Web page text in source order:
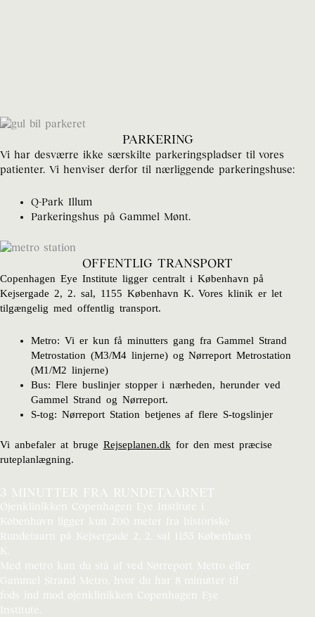
PARKERING
Vi har desværre ikke særskilte parkeringspladser til vores
patienter. Vi henviser derfor til nærliggende parkeringshuse:
Q-Park Illum
Parkeringshus på Gammel Mønt.
OFFENTLIG TRANSPORT
Copenhagen Eye Institute ligger centralt i København på
Kejsergade 2, 2. sal, 1155 København K. Vores klinik er let
tilgængelig med offentlig transport.
Metro: Vi er kun få minutters gang fra Gammel Strand
Metrostation (M3/M4 linjerne) og Nørreport Metrostation
(M1/M2 linjerne)
Bus: Flere buslinjer stopper i nærheden, herunder ved
Gammel Strand og Nørreport.
S-tog: Nørreport Station betjenes af flere S-togslinjer
Vi anbefaler at bruge Rejseplanen.dkfor den mest præcise
ruteplanlægning.
3 MINUTTER FRA RUNDETAARNET
Øjenklinikken Copenhagen Eye Institute i
København ligger kun 200 meter fra historiske
Rundetaarn på Kejsergade 2, 2. sal 1155 København
K.
Med metro kan du stå af ved Nørreport Metro eller
Gammel Strand Metro, hvor du har 8 minutter til
fods ind mod øjenklinikken Copenhagen Eye
Institute.